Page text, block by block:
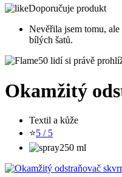
Doporučuje produkt
Nevěřila jsem tomu,
bílých šatů.
50 lidí si právě
Okamžitý
Textil a kůže
⭐5 / 5
250 ml